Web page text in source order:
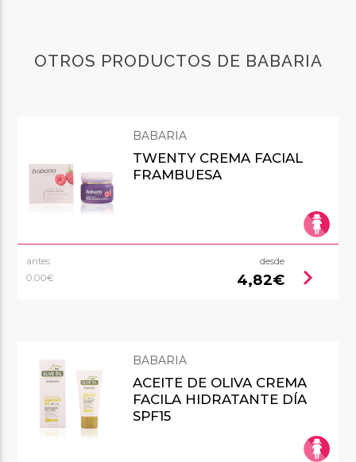
OTROS PRODUCTOS DE BABARIA
BABARIA
TWENTY CREMA FACIAL
FRAMBUESA
antes
0,00€
desde
4,82€ chevron_right
BABARIA
ACEITE DE OLIVA CREMA
FACILA HIDRATANTE DÍA
SPF15